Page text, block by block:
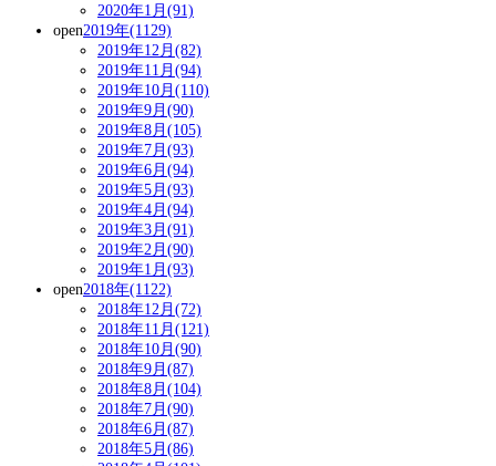
2020年1月(91)
open2019年(1129)
2019年12月(82)
2019年11月(94)
2019年10月(110)
2019年9月(90)
2019年8月(105)
2019年7月(93)
2019年6月(94)
2019年5月(93)
2019年4月(94)
2019年3月(91)
2019年2月(90)
2019年1月(93)
open2018年(1122)
2018年12月(72)
2018年11月(121)
2018年10月(90)
2018年9月(87)
2018年8月(104)
2018年7月(90)
2018年6月(87)
2018年5月(86)